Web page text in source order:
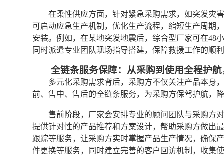
在柔性供应方面，针对紧急采购需求，如突发灾
可启动应急生产机制，优化生产流程，缩短生产周期
安装。例如，在某地突发地震后，综合型厂家可在48
同时派遣专业团队现场指导搭建，保障救援工作的顺
全链条服务保障：从采购到使用全程护
多元化采购需求背后，采购方不仅关注产品本身
前、售中、售后的全链条服务，为采购方保驾护航，
售前阶段，厂家会安排专业的顾问团队与采购方
提供针对性的产品推荐和方案设计，帮助采购方做出
跟踪等服务，让采购方实时掌握产品生产情况，确保
件更换等服务，同时建立完善的客户回访机制，收集